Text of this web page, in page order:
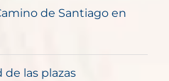
de Santiago en
de las plazas